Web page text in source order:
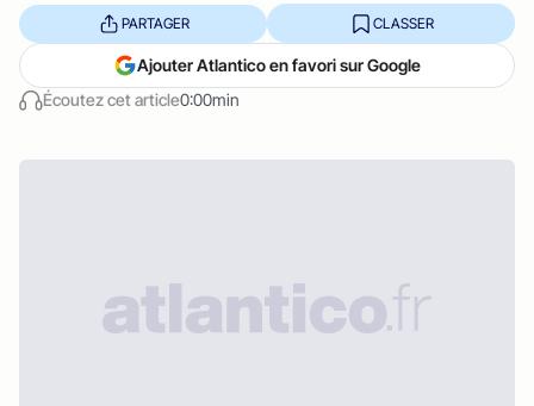
Écoutez cet article0:00min
PARTAGER CLASSER
Ajouter Atlantico en favori sur Google